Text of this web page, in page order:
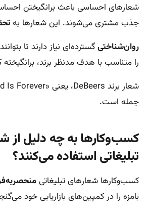
شعارهای احساسی باعث برانگیختن
جذب مشتری می‌شوند. این شعارها به
روان‌شناختیگسترده‌ای نیاز دارند تا
را متناسب با هدف مدنظر برند، برانگیخته
جمله است.
کسب‌وکارها به چه دلیل از
تبلیغاتی استفاده می‌کنند؟
کسب‌وکارها شعارهای تبلیغاتی
بامزه را در کمپین‌های بازاریابی خود